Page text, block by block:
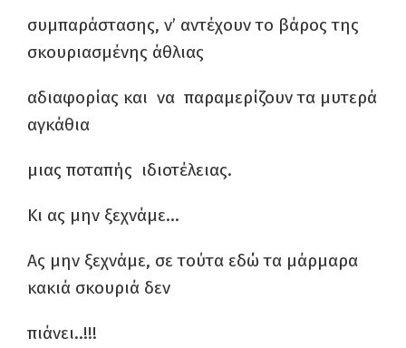
συμπαράστασης, ν’ αντέχουν το βάρος της
σκουριασμένης άθλιας
αδιαφορίας και να παραμερίζουν τα μυτερά
αγκάθια
μιας ποταπής ιδιοτέλειας.
Κι ας μην ξεχνάμε…
Ας μην ξεχνάμε, σε τούτα εδώ τα μάρμαρα
κακιά σκουριά δεν
πιάνει..!!!